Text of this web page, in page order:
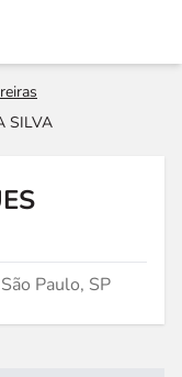
SILVA
Paulo, SP